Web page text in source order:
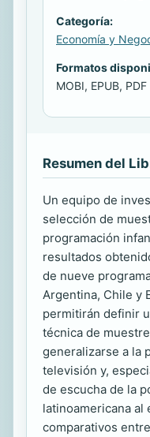
Categoría:
Economía y
Formatos
MOBI, EPUB, PDF
Resumen del
Un equipo de
selección de
programación
resultados
de nueve
Argentina, Chile y
permitirán definir
técnica de
generalizarse a la
televisión y,
de escucha de la
latinoamericana al
comparativos